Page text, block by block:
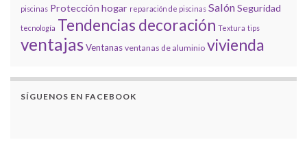
piscinas Protección hogar reparación de piscinas SalónSeguridad
tecnología Tendencias decoración Textura tips
ventajasVentanas ventanas de aluminio vivienda
SÍGUENOS EN FACEBOOK